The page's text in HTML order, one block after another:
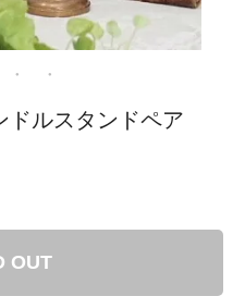
ドルスタンドペア
OUT